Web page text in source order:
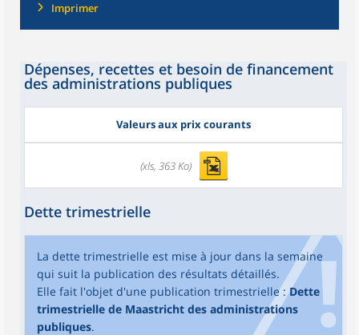
Imprimer
Dépenses, recettes et besoin de financement
des administrations publiques
Valeurs aux prix courants
(xls, 363 Ko)
Dette trimestrielle
La dette trimestrielle est mise à jour dans la semaine
qui suit la publication des résultats détaillés.
Elle fait l'objet d'une publication trimestrielle :Dette
trimestrielle de Maastricht des administrations
publiques.